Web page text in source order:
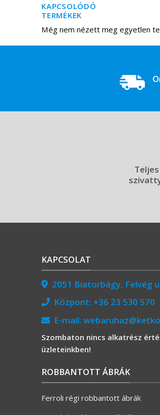
KAPCSOLÓDÓ
TERMÉKEK
Még nem nézett meg egyetlen
KAPCSOLAT
2051 Biatorbágy, Felvég
Központ: +36 23 530 570
E-mail:
Szombaton nincs alkatrész
üzleteinkben!
ROBBANTOTT ÁBRÁK
Ferroli régi robbantott ábrák